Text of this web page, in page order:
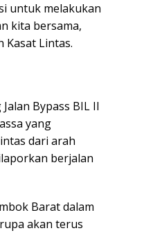
untuk melakukan
kita bersama,
Kasat Lintas.
Bypass BIL II
yang
dari arah
berjalan
Barat dalam
akan terus